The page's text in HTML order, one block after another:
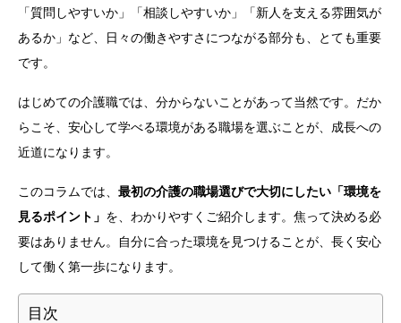
「質問しやすいか」「相談しやすいか」「新人を支える雰囲気が
あるか」など、日々の働きやすさにつながる部分も、とても重要
です。
はじめての介護職では、分からないことがあって当然です。だか
らこそ、安心して学べる環境がある職場を選ぶことが、成長への
近道になります。
このコラムでは、 最初の介護の職場選びで大切にしたい「環境を
見るポイント」 を、わかりやすくご紹介します。焦って決める必
要はありません。自分に合った環境を見つけることが、長く安心
して働く第一歩になります。
目次